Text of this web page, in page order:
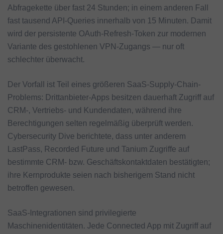
Abfragekette über fast 24 Stunden; in einem anderen Fall
fast tausend API-Queries innerhalb von 15 Minuten. Damit
wird der persistente OAuth-Refresh-Token zur modernen
Variante des gestohlenen VPN-Zugangs — nur oft
schlechter überwacht.
Der Vorfall ist Teil eines größeren SaaS-Supply-Chain-
Problems: Drittanbieter-Apps besitzen dauerhaft Zugriff auf
CRM-, Vertriebs- und Kundendaten, während ihre
Berechtigungen selten regelmäßig überprüft werden.
Cybersecurity Dive berichtete, dass unter anderem
LastPass, Recorded Future und Tanium Zugriffe auf
bestimmte CRM- bzw. Geschäftskontaktdaten bestätigten;
ihre Kernprodukte seien nach bisherigem Stand nicht
betroffen gewesen.
SaaS-Integrationen sind privilegierte
Maschinenidentitäten. Jede Connected App mit Zugriff auf